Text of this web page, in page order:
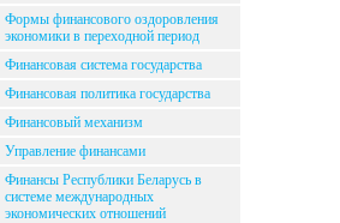
Формы финансового оздоровления
экономики в переходной период
Финансовая система государства
Финансовая политика государства
Финансовый механизм
Управление финансами
Финансы Республики Беларусь в
системе международных
экономических отношений